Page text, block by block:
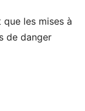
que les mises à
de danger